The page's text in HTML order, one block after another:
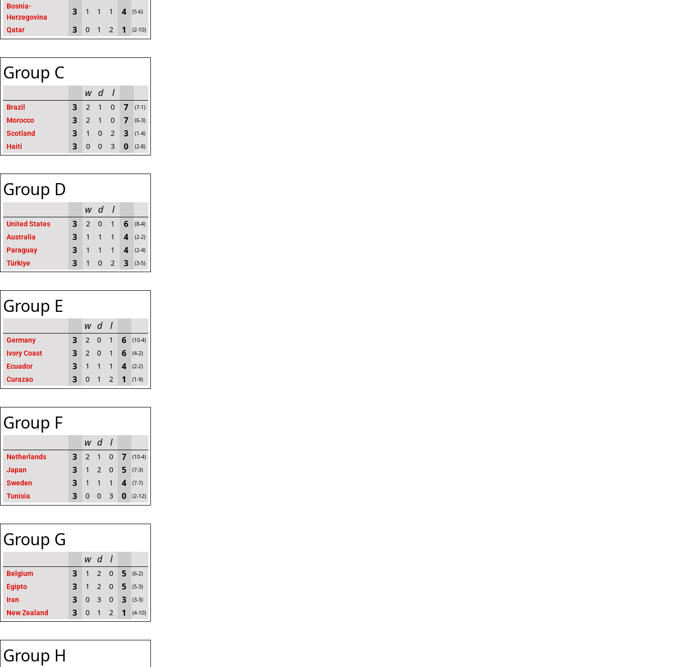
Bosnia-
Herzegovina
3 1 1 1 4 (5-6)
Qatar 3 0 1 2 1 (2-10)
Group C
w d l
Brazil 3 2 1 0 7 (7-1)
Morocco 3 2 1 0 7 (6-3)
Scotland 3 1 0 2 3 (1-4)
Haiti 3 0 0 3 0 (2-8)
Group D
w d l
United States 3 2 0 1 6 (8-4)
Australia 3 1 1 1 4 (2-2)
Paraguay 3 1 1 1 4 (2-4)
Türkiye 3 1 0 2 3 (3-5)
Group E
w d l
Germany 3 2 0 1 6 (10-4)
Ivory Coast 3 2 0 1 6 (4-2)
Ecuador 3 1 1 1 4 (2-2)
Curazao 3 0 1 2 1 (1-9)
Group F
w d l
Netherlands 3 2 1 0 7 (10-4)
Japan 3 1 2 0 5 (7-3)
Sweden 3 1 1 1 4 (7-7)
Tunisia 3 0 0 3 0 (2-12)
Group G
w d l
Belgium 3 1 2 0 5 (6-2)
Egipto 3 1 2 0 5 (5-3)
Iran 3 0 3 0 3 (3-3)
New Zealand 3 0 1 2 1 (4-10)
Group H